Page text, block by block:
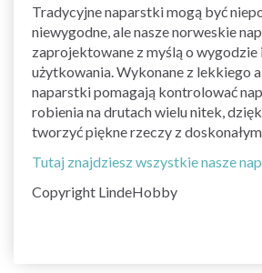
Tradycyjne naparstki mogą być
niewygodne, ale nasze norweskie
zaprojektowane z myślą o wygodzie
użytkowania. Wykonane z lekkiego
naparstki pomagają kontrolować
robienia na drutach wielu nitek,
tworzyć piękne rzeczy z
Tutaj znajdziesz wszystkie nasze
Copyright LindeHobby